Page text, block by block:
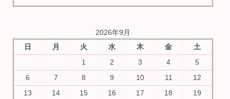
2026年9月
日
月 火 水 木 金
土
1
2 3 4
5
6
7 8 9 10 11
12
13
14 15 16 17 18
19